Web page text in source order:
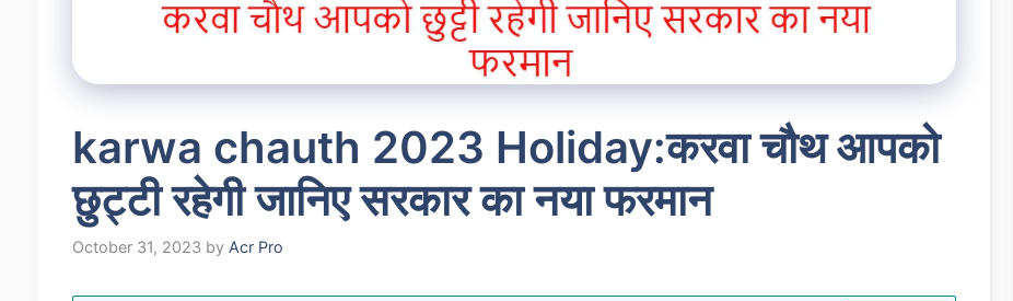
karwa chauth 2023 Holiday:करवा चौथ आपको
छुट्टी रहेगी जानिए सरकार का नया फरमान
October 31, 2023 by Acr Pro